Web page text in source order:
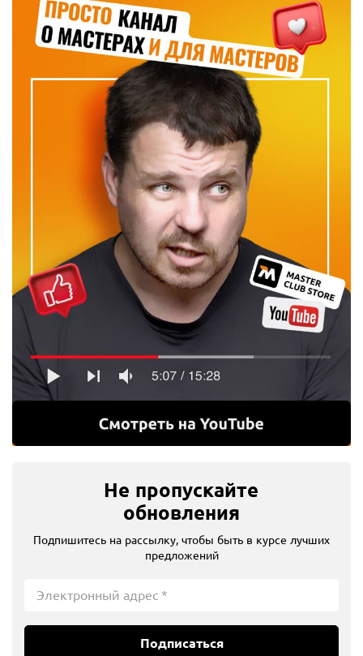
Не пропускайте
обновления
Подпишитесь на рассылку, чтобы быть в курсе лучших
предложений
Подписаться